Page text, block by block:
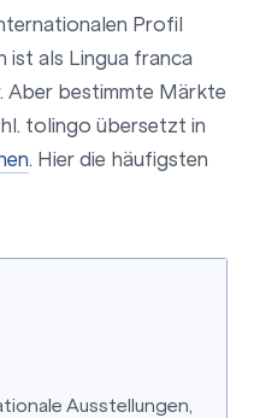
Profil
ist als Lingua franca
Aber bestimmte Märkte
tolingo übersetzt in
. Hier die häufigsten
Ausstellungen,